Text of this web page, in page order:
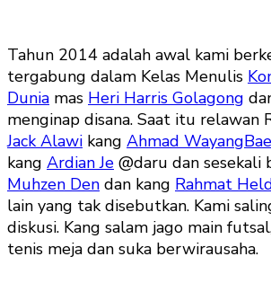
Tahun 2014 adalah awal kami
tergabung dalam Kelas Menulis
Dunia mas Heri Harris Golagong
menginap disana. Saat itu relawan
Jack Alawi kang Ahmad Wayang
kang Ardian Je @daru dan
Muhzen Den dan kang Rahmat
lain yang tak disebutkan. Kami
diskusi. Kang salam jago main
tenis meja dan suka berwirausaha.